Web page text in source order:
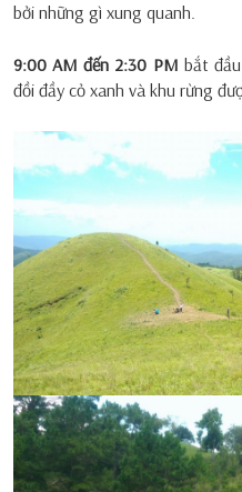
bởi những gì xung quanh.
9:00 AM đến 2:30 PM bắt
đồi đầy cỏ xanh và khu rừng